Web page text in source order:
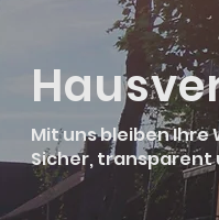
Mit uns bleiben
Sicher, transparent